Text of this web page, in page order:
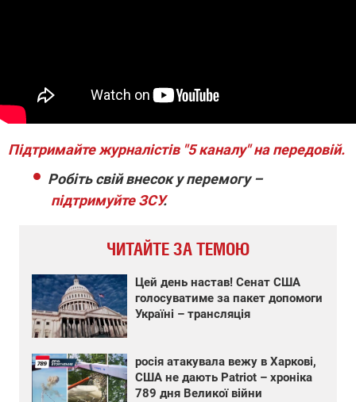
Підтримайте журналістів "5 каналу" на передовій.
Робіть свій внесок у перемогу –
підтримуйте ЗСУ.
ЧИТАЙТЕ ЗА ТЕМОЮ
Цей день настав! Сенат США
голосуватиме за пакет допомоги
Україні – трансляція
росія атакувала вежу в Харкові,
США не дають Patriot – хроніка
789 дня Великої війни